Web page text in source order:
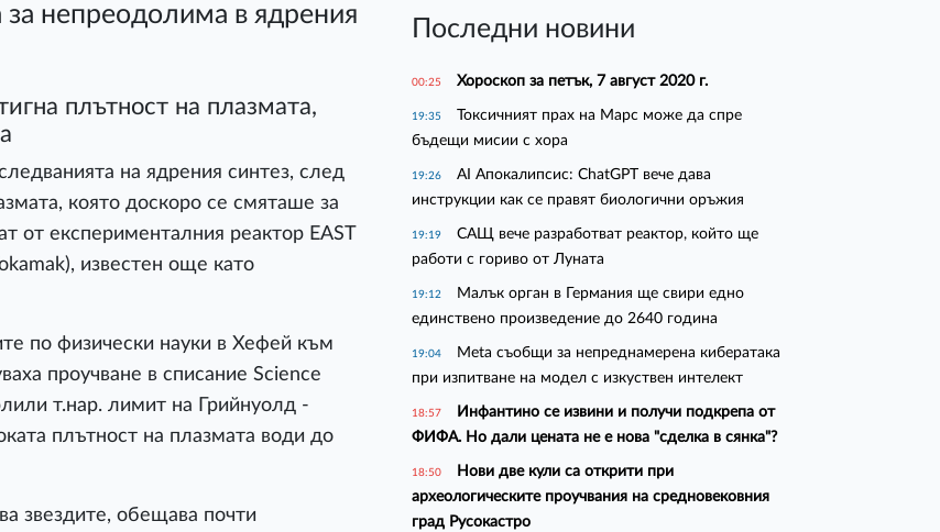
непреодолима в ядрения
плътност на плазмата,
на ядрения синтез, след
която доскоро се смяташе за
от експерименталния реактор EAST
известен още като
по физически науки в Хефей към
проучване в списание Science
т.нар. лимит на Грийнуолд -
плътност на плазмата води до
звездите, обещава почти
Последни новини
00:25 Хороскоп за петък, 7 август 2020 г.
19:35
Токсичният прах на Марс може да спре
бъдещи мисии с хора
19:26
AI Апокалипсис: ChatGPT вече дава
инструкции как се правят биологични оръжия
19:19
САЩ вече разработват реактор, който ще
работи с гориво от Луната
19:12
Малък орган в Германия ще свири едно
единствено произведение до 2640 година
19:04
Meta съобщи за непреднамерена кибератака
при изпитване на модел с изкуствен интелект
18:57
Инфантино се извини и получи подкрепа от
ФИФА. Но дали цената не е нова "сделка в сянка"?
18:50
Нови две кули са открити при
археологическите проучвания на средновековния
град Русокастро